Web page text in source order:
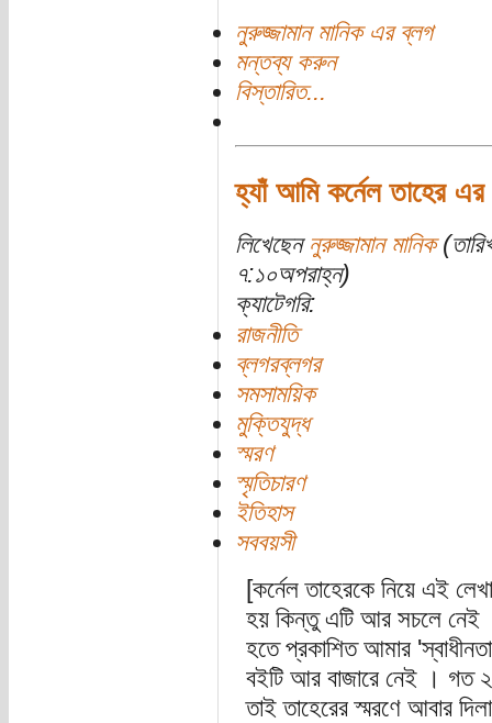
নুরুজ্জামান মানিক এর ব্লগ
মন্তব্য করুন
বিস্তারিত...
হ্যাঁ আমি কর্নেল তাহের
লিখেছেন নুরুজ্জামান মানিক
৭:১০অপরাহ্ন)
ক্যাটেগরি:
রাজনীতি
ব্লগরব্লগর
সমসাময়িক
মুক্তিযুদ্ধ
স্মরণ
স্মৃতিচারণ
ইতিহাস
সববয়সী
[কর্নেল তাহেরকে নিয়ে এই
হয় কিন্তু এটি আর সচলে
হতে প্রকাশিত আমার
বইটি আর বাজারে নেই । গত
তাই তাহেরের স্মরণে আবার